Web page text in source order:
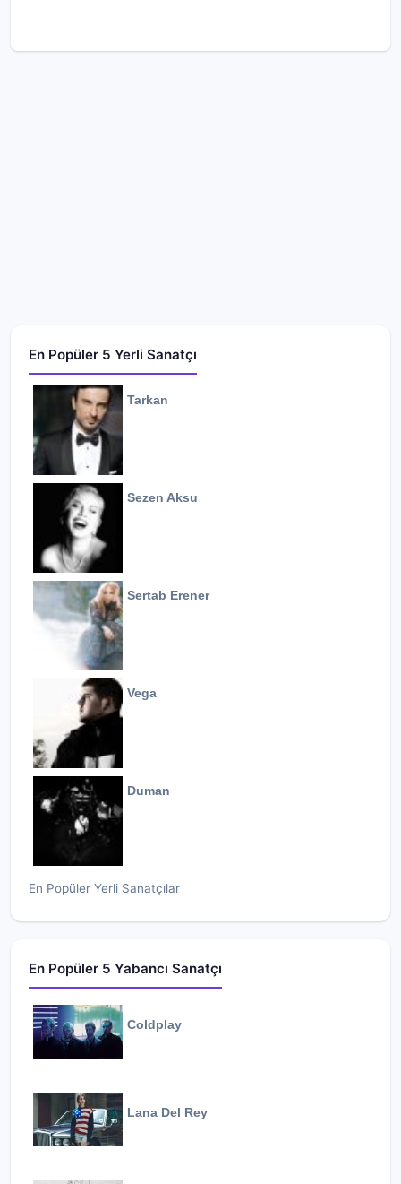
En Popüler 5 Yerli Sanatçı
Tarkan
Sezen Aksu
Sertab Erener
Vega
Duman
En Popüler Yerli Sanatçılar
En Popüler 5 Yabancı Sanatçı
Coldplay
Lana Del Rey